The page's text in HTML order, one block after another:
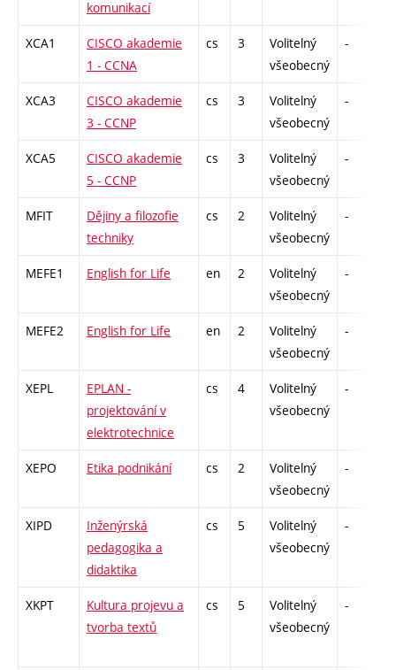
komunikací
XCA1
CISCO akademie
1 - CCNA
cs 3
Volitelný
všeobecný
-
XCA3
CISCO akademie
3 - CCNP
cs 3
Volitelný
všeobecný
-
XCA5
CISCO akademie
5 - CCNP
cs 3
Volitelný
všeobecný
-
MFIT
Dějiny a filozofie
techniky
cs 2
Volitelný
všeobecný
-
MEFE1 English for Life en 2
Volitelný
všeobecný
-
MEFE2 English for Life en 2
Volitelný
všeobecný
-
XEPL
EPLAN -
projektování v
elektrotechnice
cs 4
Volitelný
všeobecný
-
XEPO Etika podnikání cs 2
Volitelný
všeobecný
-
XIPD
Inženýrská
pedagogika a
didaktika
cs 5
Volitelný
všeobecný
-
XKPT
Kultura projevu a
tvorba textů
cs 5
Volitelný
všeobecný
-